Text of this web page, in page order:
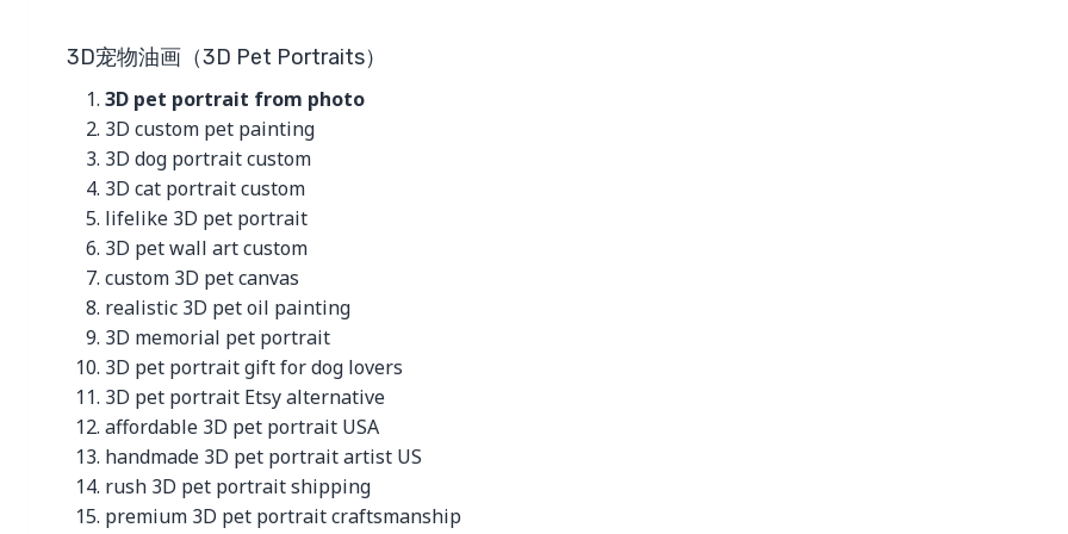
3D宠物油画（3D Pet Portraits）
3D pet portrait from photo
3D custom pet painting
3D dog portrait custom
3D cat portrait custom
lifelike 3D pet portrait
3D pet wall art custom
custom 3D pet canvas
realistic 3D pet oil painting
3D memorial pet portrait
3D pet portrait gift for dog lovers
3D pet portrait Etsy alternative
affordable 3D pet portrait USA
handmade 3D pet portrait artist US
rush 3D pet portrait shipping
premium 3D pet portrait craftsmanship